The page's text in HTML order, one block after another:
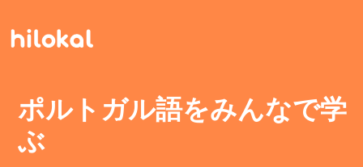
ポルトガル語をみんなで学
ぶ